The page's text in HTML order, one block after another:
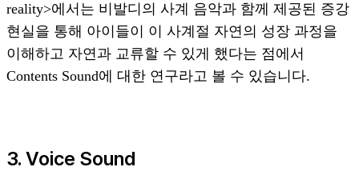
reality>에서는 비발디의 사계 음악과 함께 제공된 증강
현실을 통해 아이들이 이 사계절 자연의 성장 과정을
이해하고 자연과 교류할 수 있게 했다는 점에서
Contents Sound에 대한 연구라고 볼 수 있습니다.
3. Voice Sound